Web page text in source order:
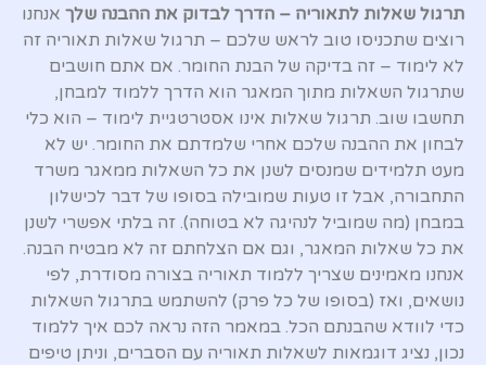
תרגול שאלות לתאוריה – הדרך לבדוק את ההבנה שלך אנחנו
רוצים שתכניסו טוב לראש שלכם – תרגול שאלות תאוריה זה
לא לימוד – זה בדיקה של הבנת החומר. אם אתם חושבים
שתרגול השאלות מתוך המאגר הוא הדרך ללמוד למבחן,
תחשבו שוב. תרגול שאלות אינו אסטרטגיית לימוד – הוא כלי
לבחון את ההבנה שלכם אחרי שלמדתם את החומר. יש לא
מעט תלמידים שמנסים לשנן את כל השאלות ממאגר משרד
התחבורה, אבל זו טעות שמובילה בסופו של דבר לכישלון
במבחן (מה שמוביל לנהיגה לא בטוחה). זה בלתי אפשרי לשנן
את כל שאלות המאגר, וגם אם הצלחתם זה לא מבטיח הבנה.
אנחנו מאמינים שצריך ללמוד תאוריה בצורה מסודרת, לפי
נושאים, ואז (בסופו של כל פרק) להשתמש בתרגול השאלות
כדי לוודא שהבנתם הכל. במאמר הזה נראה לכם איך ללמוד
נכון, נציג דוגמאות לשאלות תאוריה עם הסברים, וניתן טיפים